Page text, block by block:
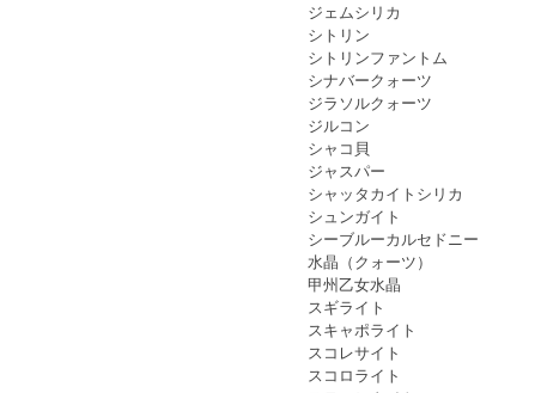
ジェムシリカ
シトリン
シトリンファントム
シナバークォーツ
ジラソルクォーツ
ジルコン
シャコ貝
ジャスパー
シャッタカイトシリカ
シュンガイト
シーブルーカルセドニー
水晶（クォーツ）
甲州乙女水晶
スギライト
スキャポライト
スコレサイト
スコロライト